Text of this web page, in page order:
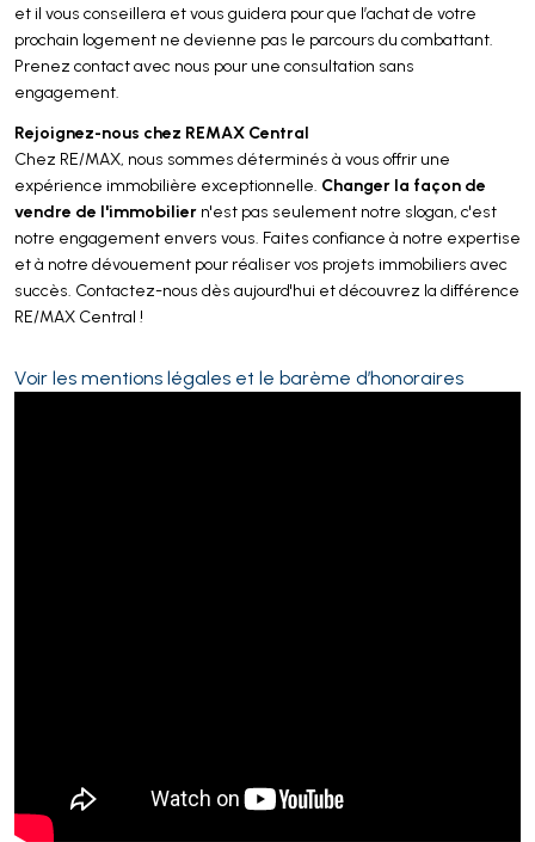
et il vous conseillera et vous guidera pour que l’achat de votre
prochain logement ne devienne pas le parcours du combattant.
Prenez contact avec nous pour une consultation sans
engagement.
Rejoignez-nous chez REMAX Central
Chez RE/MAX, nous sommes déterminés à vous offrir une
expérience immobilière exceptionnelle. Changer la façon de
vendre de l'immobilier n'est pas seulement notre slogan, c'est
notre engagement envers vous. Faites confiance à notre expertise
et à notre dévouement pour réaliser vos projets immobiliers avec
succès. Contactez-nous dès aujourd'hui et découvrez la différence
RE/MAX Central !
Voir les mentions légales et le barème d’honoraires